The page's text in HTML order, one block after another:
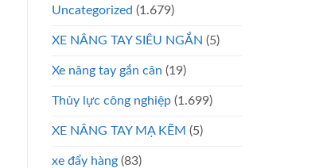
Uncategorized (1.679)
XE NÂNG TAY SIÊU NGẮN (5)
Xe nâng tay gắn cân (19)
Thủy lực công nghiệp (1.699)
XE NÂNG TAY MẠ KẼM (5)
xe đẩy hàng (83)